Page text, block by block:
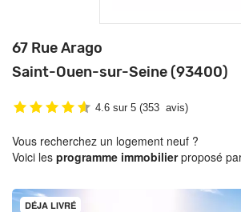
67 Rue Arago
Saint-Ouen-sur-Seine (93400)
4.6 sur 5 (353 avis)
Vous recherchez un logement neuf ?
Voici les programme immobilierproposé
DÉJA LIVRÉ